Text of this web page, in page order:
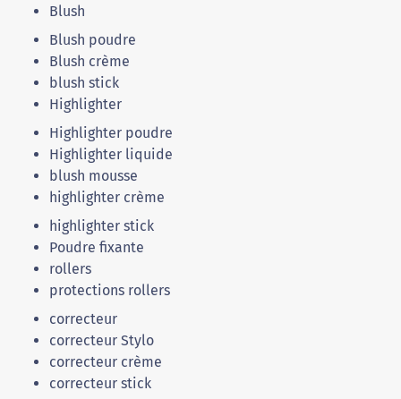
Blush
Blush poudre
Blush crème
blush stick
Highlighter
Highlighter poudre
Highlighter liquide
blush mousse
highlighter crème
highlighter stick
Poudre fixante
rollers
protections rollers
correcteur
correcteur Stylo
correcteur crème
correcteur stick